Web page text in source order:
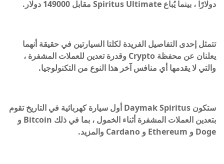
دولارًا ، بينما يُباع Spiritus Ultimate مقابل 149000 دولار.
تتمثل إحدى التفاصيل الفريدة لكلتا السيارتين في حقيقة أنهما
يعلنان عن محفظة Crypto وقدرة تعدين للعملات المشفرة ،
والتي لا يقدمها أي منافس آخر هذا النوع من التكنولوجيا.
ستكون Daymak Spiritus أول سيارة كهربائية في التاريخ تقوم
بتعدين العملات المشفرة أثناء الخمول ، بما في ذلك Bitcoin و
Doge و Ethereum و Cardano والمزيد.